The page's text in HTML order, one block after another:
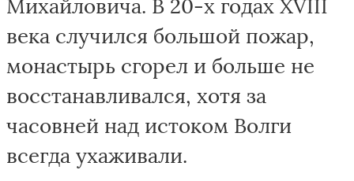
века случился большой пожар,
монастырь сгорел и больше не
восстанавливался, хотя за
часовней над истоком Волги
всегда ухаживали.